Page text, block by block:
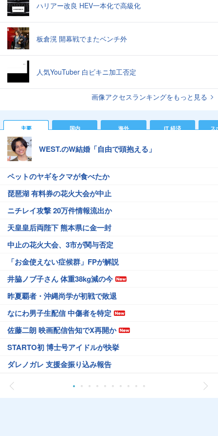
ハリアー改良 HEV一本化で高級化
板倉滉 開幕戦でまたベンチ外
人気YouTuber 白ビキニ加工否定
画像アクセスランキングをもっと見る
主要 国内 海外 IT 経済 ス
WEST.のW結婚「自由で頭抱える」
ペットのヤギをクマが食べたか
琵琶湖 有料券の花火大会が中止
ニチレイ攻撃 20万件情報流出か
天皇皇后両陛下 熊本県に金一封
中止の花火大会、3市が関与否定
「お金使えない症候群」FPが解説
井脇ノブ子さん 体重38kg減の今
昨夏覇者・沖縄尚学が初戦で敗退
なにわ男子生配信 中傷者を特定
佐藤二朗 映画配信告知でX再開か
STARTO初 博士号アイドルが快挙
ダレノガレ 支援金振り込み報告